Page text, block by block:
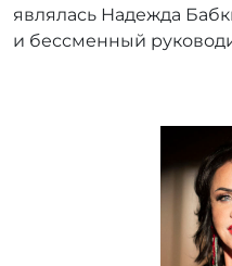
являлась Надежда
и бессменный